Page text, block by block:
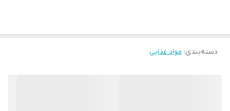
دسته‌بندی: مواد غذایی